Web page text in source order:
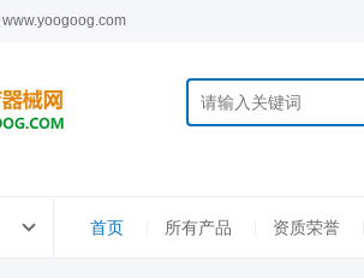
首页 所有产品 资质荣誉